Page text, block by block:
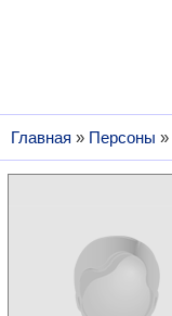
Главная » Персоны »